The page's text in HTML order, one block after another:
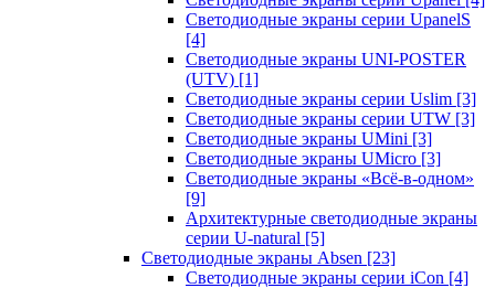
Светодиодные экраны серии UpanelS
[4]
Светодиодные экраны UNI-POSTER
(UTV) [1]
Светодиодные экраны серии Uslim [3]
Светодиодные экраны серии UTW [3]
Светодиодные экраны UMini [3]
Светодиодные экраны UMicro [3]
Светодиодные экраны «Всё-в-одном»
[9]
Архитектурные светодиодные экраны
серии U-natural [5]
Светодиодные экраны Absen [23]
Светодиодные экраны серии iCon [4]